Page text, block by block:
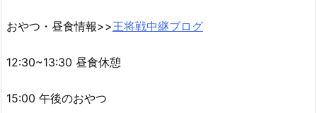
おやつ・昼食情報>>王将戦中継ブログ
12:30~13:30 昼食休憩
15:00 午後のおやつ